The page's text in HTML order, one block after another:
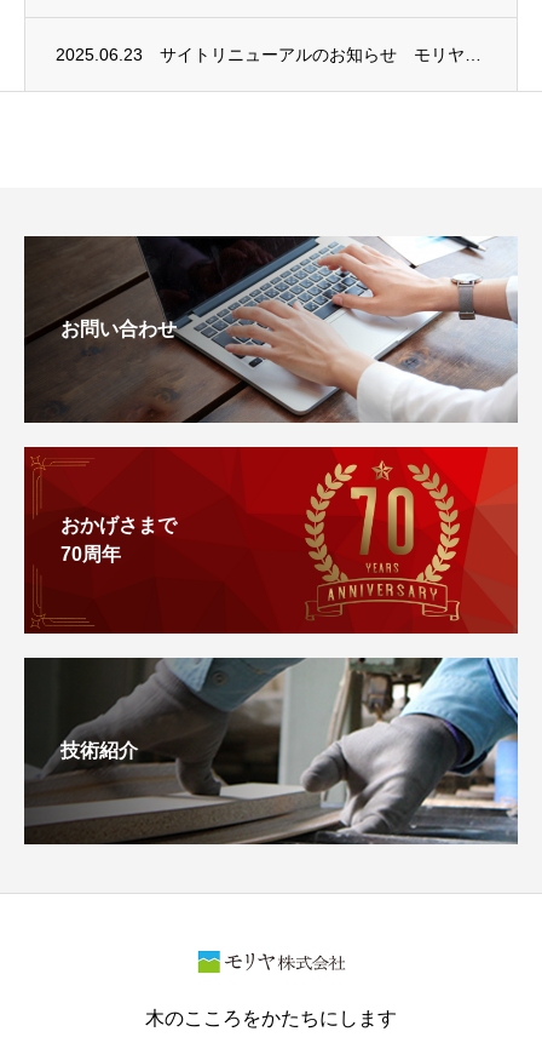
2025.06.23 サイトリニューアルのお知らせ モリヤ株式会社
お問い合わせ
おかげさまで
70周年
技術紹介
木のこころをかたちにします